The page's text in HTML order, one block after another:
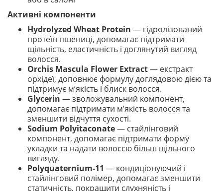
Активні компоненти
Hydrolyzed Wheat Protein — гідролізований
протеїн пшениці, допомагає підтримати
щільність, еластичність і доглянутий вигляд
волосся.
Orchis Mascula Flower Extract— екстракт
орхідеї, доповнює формулу доглядовою дією та
підтримує м’якість і блиск волосся.
Glycerin — зволожувальний компонент,
допомагає підтримати м’якість волосся та
зменшити відчуття сухості.
Sodium Polyitaconate— стайлінговий
компонент, допомагає підтримати форму
укладки та надати волоссю більш щільного
вигляду.
Polyquaternium-11 — кондиціонуючий і
стайлінговий полімер, допомагає зменшити
статичність, покращити слухняність і